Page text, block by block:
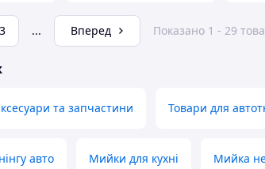
3 ... Вперед Показано 1 - 29
та запчастини Товари для
авто Мийки для кухні Мийка